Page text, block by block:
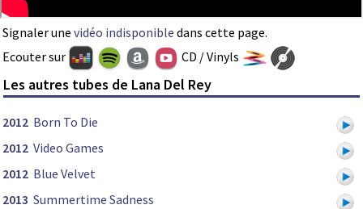
Signaler une vidéo indisponible dans cette page.
Ecouter sur
CD / Vinyls
Les autres tubes de Lana Del Rey
2012 Born To Die
2012 Video Games
2012 Blue Velvet
2013 Summertime Sadness